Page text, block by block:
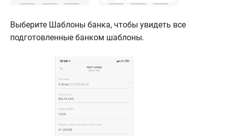
Выберите Шаблоны банка, чтобы увидеть все
подготовленные банком шаблоны.